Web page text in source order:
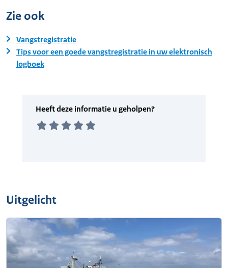
Zie ook
Vangstregistratie
Tips voor een goede vangstregistratie in uw elektronisch
logboek
Uitgelicht